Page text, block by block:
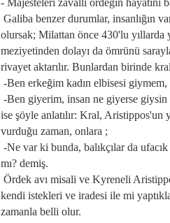
- Majesteleri zavallı ördeğin hayatını
Galiba benzer durumlar, insanlığın
olursak; Milattan önce 430'lu yıllarda
meziyetinden dolayı da ömrünü
rivayet aktarılır. Bunlardan birinde
-Ben erkeğim kadın elbisesi
-Ben giyerim, insan ne giyerse
ise şöyle anlatılır: Kral,
vurduğu zaman, onlara ;
-Ne var ki bunda, balıkçılar da
mı? demiş.
Ördek avı misali ve Kyreneli
kendi istekleri ve iradesi ile mi
zamanla belli olur.